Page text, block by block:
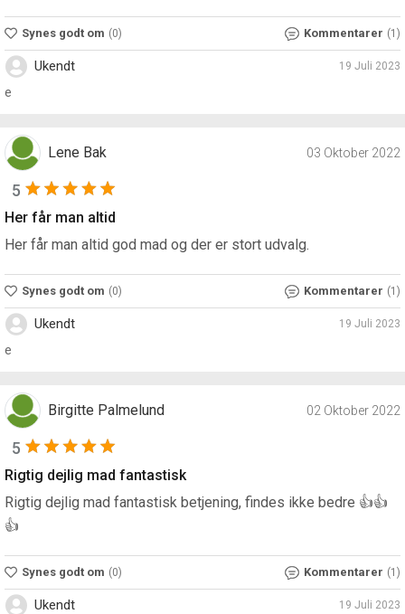
Synes godt om (0) Kommentarer (1)
Ukendt 19 Juli 2023
e
Lene Bak 03 Oktober 2022
5
Her får man altid
Her får man altid god mad og der er stort udvalg.
Synes godt om (0) Kommentarer (1)
Ukendt 19 Juli 2023
e
Birgitte Palmelund 02 Oktober 2022
5
Rigtig dejlig mad fantastisk
Rigtig dejlig mad fantastisk betjening, findes ikke bedre 👍👍
👍
Synes godt om (0) Kommentarer (1)
Ukendt 19 Juli 2023